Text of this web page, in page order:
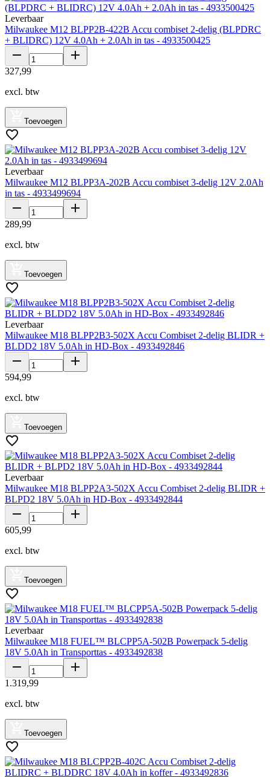
Leverbaar
Milwaukee M12 BLPP2B-422B Accu combiset 2-delig (BLPDRC
+ BLIDRC) 12V 4.0Ah + 2.0Ah in tas - 4933500425
327,99
excl. btw
Toevoegen
Leverbaar
Milwaukee M12 BLPP3A-202B Accu combiset 3-delig 12V 2.0Ah
in tas - 4933499694
289,99
excl. btw
Toevoegen
Leverbaar
Milwaukee M18 BLPP2B3-502X Accu Combiset 2-delig BLIDR +
BLDD2 18V 5.0Ah in HD-Box - 4933492846
594,99
excl. btw
Toevoegen
Leverbaar
Milwaukee M18 BLPP2A3-502X Accu Combiset 2-delig BLIDR +
BLPD2 18V 5.0Ah in HD-Box - 4933492844
605,99
excl. btw
Toevoegen
Leverbaar
Milwaukee M18 FUEL™ BLCPP5A-502B Powerpack 5-delig
18V 5.0Ah in Transporttas - 4933492838
1 .319,99
excl. btw
Toevoegen